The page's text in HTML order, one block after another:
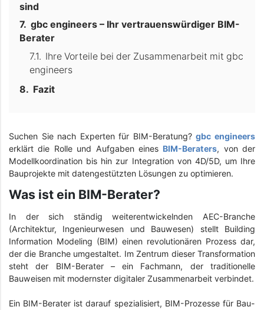
sind
gbc engineers – Ihr vertrauenswürdiger BIM-
Berater
Ihre Vorteile bei der Zusammenarbeit mit gbc
engineers
Fazit
Suchen Sie nach Experten für BIM-Beratung?gbc engineers
erklärt die Rolle und Aufgaben eines BIM-Beraters, von der
Modellkoordination bis hin zur Integration von 4D/5D, um Ihre
Bauprojekte mit datengestützten Lösungen zu optimieren.
Was ist ein BIM-Berater?
In der sich ständig weiterentwickelnden AEC-Branche
(Architektur, Ingenieurwesen und Bauwesen) stellt Building
Information Modeling (BIM) einen revolutionären Prozess dar,
der die Branche umgestaltet. Im Zentrum dieser Transformation
steht der BIM-Berater – ein Fachmann, der traditionelle
Bauweisen mit modernster digitaler Zusammenarbeit verbindet.
Ein BIM-Berater ist darauf spezialisiert, BIM-Prozesse für Bau-